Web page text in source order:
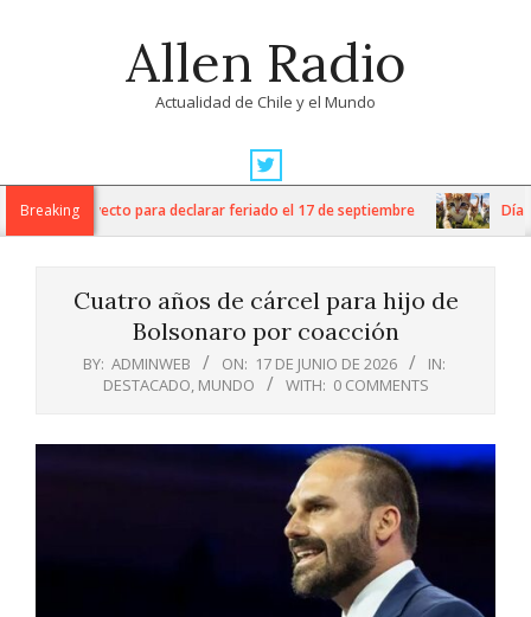
Allen Radio
Actualidad de Chile y el Mundo
Navigation
MenuBreakingproyecto para declarar feriado el 17 de septiembre Día
Cuatro años de cárcel para hijo de
Bolsonaro por coacción
BY: ADMINWEB ON: 17 DE JUNIO DE 2026
IN:
DESTACADO, MUNDO WITH: 0 COMMENTS